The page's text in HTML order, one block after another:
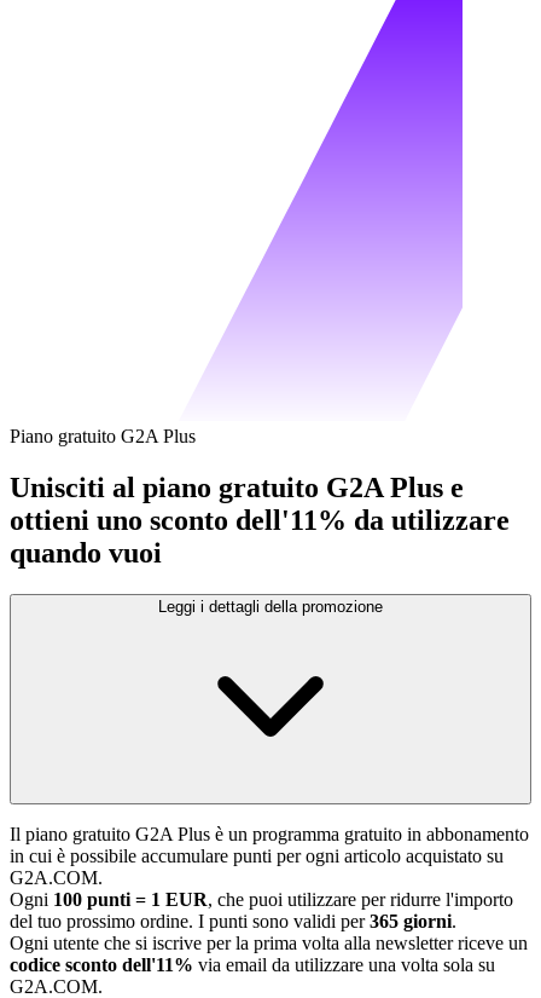
Piano gratuito G2A Plus
Unisciti al piano gratuito G2A Plus e
ottieni uno sconto dell'11% da utilizzare
quando vuoi
Leggi i dettagli della promozione
Il piano gratuito G2A Plus è un programma gratuito in abbonamento
in cui è possibile accumulare punti per ogni articolo acquistato su
G2A.COM.
Ogni 100 punti = 1 EUR, che puoi utilizzare per ridurre l'importo
del tuo prossimo ordine. I punti sono validi per365 giorni.
Ogni utente che si iscrive per la prima volta alla newsletter riceve un
codice sconto dell'11% via email da utilizzare una volta sola su
G2A.COM.